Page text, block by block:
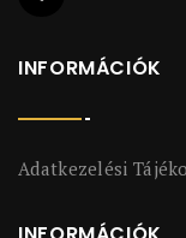
INFORMÁCIÓK
Adatkezelési